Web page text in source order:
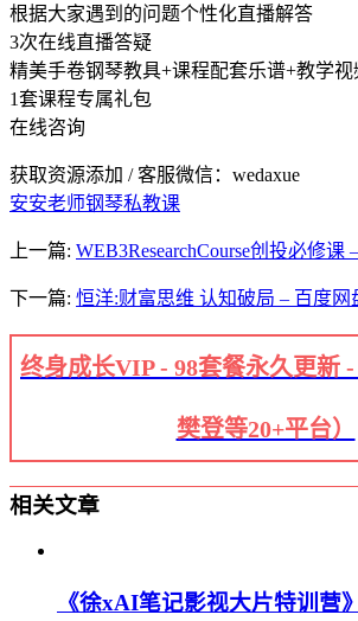
根据大家遇到的问题个性化直播解答
3次在线直播答疑
精美手卷钢琴教具+课程配套乐谱+教学视
1套课程专属礼包
在线咨询
获取资源添加 / 客服微信：wedaxue
安安老师钢琴私教课
上一篇: WEB3ResearchCourse创投必修课
下一篇: 恒洋:财富思维 认知破局 – 百度网
终身成长VIP - 98套餐永久更新
樊登等20+平台）
相关文章
《徐xAI笔记影视大片特训营